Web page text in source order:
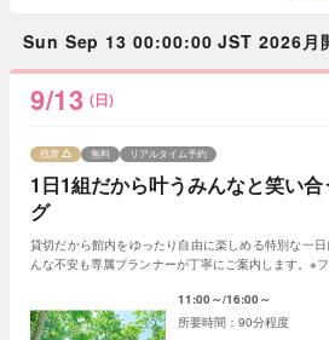
Sun Sep 13 00:00:00 JST 2026月
9/13 (日)
1日1組だから叶うみんなと笑い
グ
残席 無料 リアルタイム予約
貸切だから館内をゆったり自由に楽しめる特別な一
んな不安も専属プランナーが丁寧にご案内します。※
11:00～ 16:00～
90分程度